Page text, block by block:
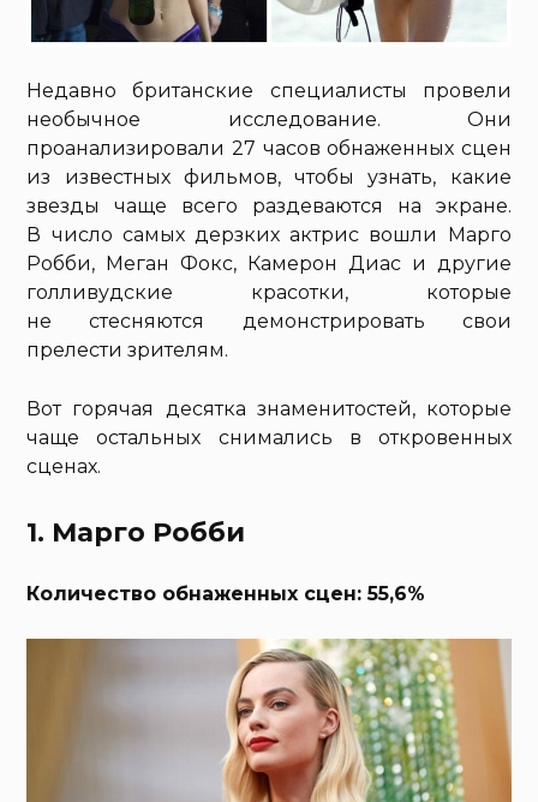
Недавно британские специалисты провели
необычное исследование. Они
проанализировали 27 часов обнаженных сцен
из известных фильмов, чтобы узнать, какие
звезды чаще всего раздеваются на экране.
В число самых дерзких актрис вошли Марго
Робби, Меган Фокс, Камерон Диас и другие
голливудские красотки, которые
не стесняются демонстрировать свои
прелести зрителям.
Вот горячая десятка знаменитостей, которые
чаще остальных снимались в откровенных
сценах.
1. Марго Робби
Количество обнаженных сцен: 55,6%